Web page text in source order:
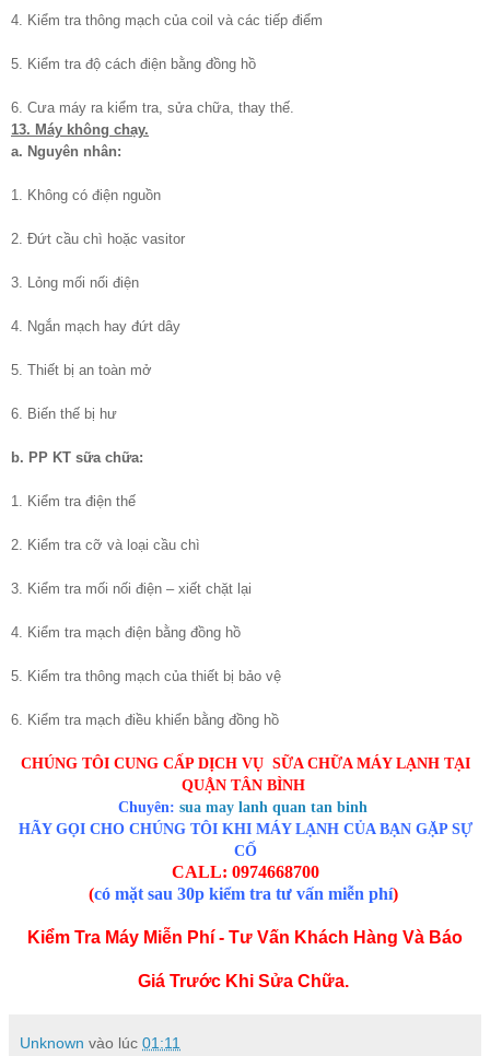
4. Kiểm tra thông mạch của coil và các tiếp điểm
5. Kiểm tra độ cách điện bằng đồng hồ
6. Cưa máy ra kiểm tra, sửa chữa, thay thế.
13. Máy không chạy.
a. Nguyên nhân:
1. Không có điện nguồn
2. Đứt cầu chì hoặc vasitor
3. Lỏng mối nối điện
4. Ngắn mạch hay đứt dây
5. Thiết bị an toàn mở
6. Biến thế bị hư
b. PP KT sữa chữa:
1. Kiểm tra điện thế
2. Kiểm tra cỡ và loại cầu chì
3. Kiểm tra mối nối điện – xiết chặt lại
4. Kiểm tra mạch điện bằng đồng hồ
5. Kiểm tra thông mạch của thiết bị bảo vệ
6. Kiểm tra mạch điều khiển bằng đồng hồ
CHÚNG TÔI CUNG CẤP DỊCH VỤ SỮA CHỮA MÁY LẠNH TẠI
QUẬN TÂN BÌNH
Chuyên: sua may lanh quan tan binh
HÃY GỌI CHO CHÚNG TÔI KHI MÁY LẠNH CỦA BẠN GẶP SỰ
CỐ
CALL: 0974668700
(có mặt sau 30p kiểm tra tư vấn miễn phí)
Kiểm Tra Máy Miễn Phí - Tư Vấn Khách Hàng Và Báo
Giá Trước Khi Sửa Chữa.
Unknown vào lúc 01:11